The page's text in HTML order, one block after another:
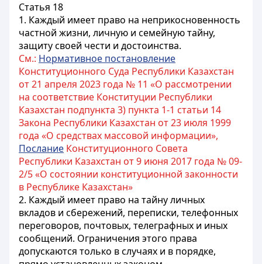
Статья 18
1. Каждый имеет право на неприкосновенность
частной жизни, личную и семейную тайну,
защиту своей чести и достоинства.
См.: Нормативное постановление
Конституционного Суда Республики Казахстан
от 21 апреля 2023 года № 11 «О рассмотрении
на соответствие Конституции Республики
Казахстан подпункта 3) пункта 1-1 статьи 14
Закона Республики Казахстан от 23 июля 1999
года «О средствах массовой информации»,
Послание Конституционного Совета
Республики Казахстан от 9 июня 2017 года № 09-
2/5 «О состоянии конституционной законности
в Республике Казахстан»
2. Каждый имеет право на тайну личных
вкладов и сбережений, переписки, телефонных
переговоров, почтовых, телеграфных и иных
сообщений. Ограничения этого права
допускаются только в случаях и в порядке,